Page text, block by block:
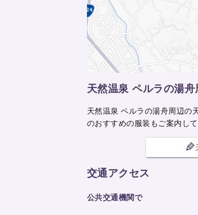
天然温泉 ペルラの湯
天然温泉 ペルラの湯舟周辺の
のおすすめの服装もご案内して
交通アクセス
公共交通機関で